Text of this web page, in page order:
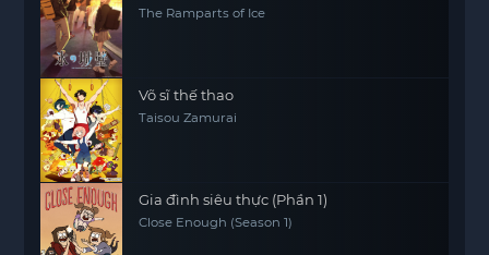
The Ramparts of Ice
Võ sĩ thế thao
Taisou Zamurai
Gia đình siêu thực (Phần 1)
Close Enough (Season 1)